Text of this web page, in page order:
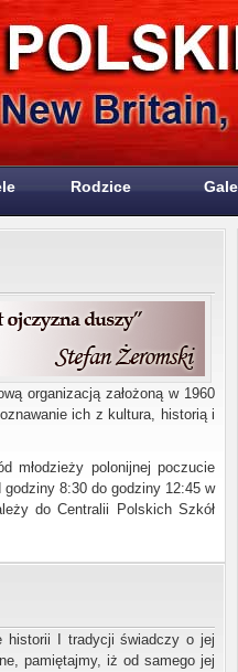
Rodzice
organizacją założoną w 1960
ich z kultura, historią i
młodzieży polonijnej poczucie
8:30 do godziny 12:45 w
do Centralii Polskich Szkół
historii I tradycji świadczy o jej
pamiętajmy, iż od samego jej